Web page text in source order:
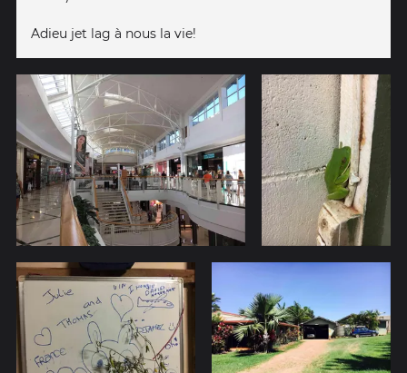
Adieu jet lag à nous la vie!